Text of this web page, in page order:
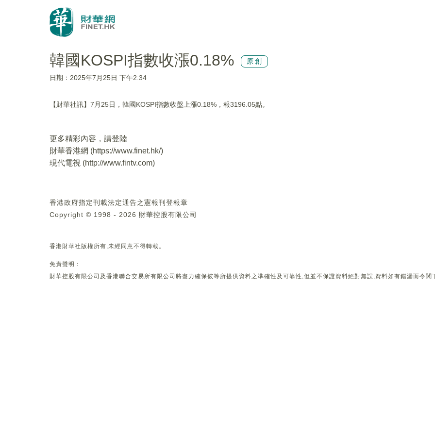
韓國KOSPI指數收漲0.18% 原創
日期：2025年7月25日 下午2:34
【財華社訊】7月25日，韓國KOSPI指數收盤上漲0.18%，報3196.05點。
更多精彩內容，請登陸
財華香港網 (https://www.finet.hk/)
現代電視 (http://www.fintv.com)
香港政府指定刊載法定通告之憲報刊登報章
Copyright © 1998 - 2026 財華控股有限公司
香港財華社版權所有,未經同意不得轉載。
免責聲明：
財華控股有限公司及香港聯合交易所有限公司將盡力確保彼等所提供資料之準確性及可靠性,但並不保證資料絕對無誤,資料如有錯漏而令閣